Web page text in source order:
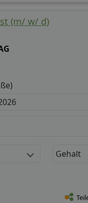
(m/ w/ d)
Gehalt